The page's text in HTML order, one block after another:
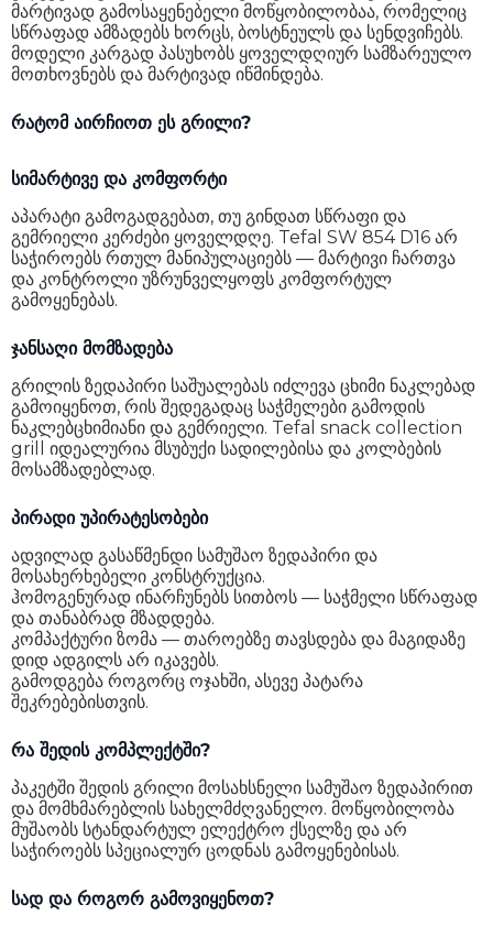
მარტივად გამოსაყენებელი მოწყობილობაა, რომელიც
სწრაფად ამზადებს ხორცს, ბოსტნეულს და სენდვიჩებს.
მოდელი კარგად პასუხობს ყოველდღიურ სამზარეულო
მოთხოვნებს და მარტივად იწმინდება.
რატომ აირჩიოთ ეს გრილი?
სიმარტივე და კომფორტი
აპარატი გამოგადგებათ, თუ გინდათ სწრაფი და
გემრიელი კერძები ყოველდღე. Tefal SW 854 D16 არ
საჭიროებს რთულ მანიპულაციებს — მარტივი ჩართვა
და კონტროლი უზრუნველყოფს კომფორტულ
გამოყენებას.
ჯანსაღი მომზადება
გრილის ზედაპირი საშუალებას იძლევა ცხიმი ნაკლებად
გამოიყენოთ, რის შედეგადაც საჭმელები გამოდის
ნაკლებცხიმიანი და გემრიელი. Tefal snack collection
grill იდეალურია მსუბუქი სადილებისა და კოლბების
მოსამზადებლად.
პირადი უპირატესობები
ადვილად გასაწმენდი სამუშაო ზედაპირი და
მოსახერხებელი კონსტრუქცია.
ჰომოგენურად ინარჩუნებს სითბოს — საჭმელი სწრაფად
და თანაბრად მზადდება.
კომპაქტური ზომა — თაროებზე თავსდება და მაგიდაზე
დიდ ადგილს არ იკავებს.
გამოდგება როგორც ოჯახში, ასევე პატარა
შეკრებებისთვის.
რა შედის კომპლექტში?
პაკეტში შედის გრილი მოსახსნელი სამუშაო ზედაპირით
და მომხმარებლის სახელმძღვანელო. მოწყობილობა
მუშაობს სტანდარტულ ელექტრო ქსელზე და არ
საჭიროებს სპეციალურ ცოდნას გამოყენებისას.
სად და როგორ გამოვიყენოთ?